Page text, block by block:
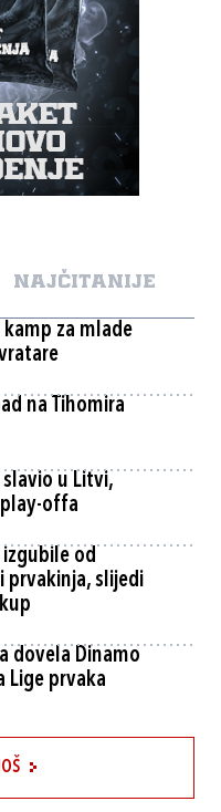
NAJČITANIJE
kamp za mlade
na Tihomira
u Litvi,
offa
izgubile od
prvakinja, slijedi
dovela Dinamo
Lige prvaka